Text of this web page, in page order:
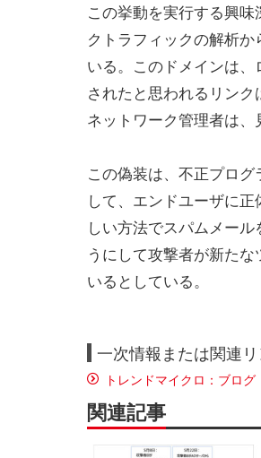
この挙動を実行する興
クトラフィックの解析
いる。このドメインは
されたと思われるリン
ネットワーク管理者は、
この偽装は、不正プロ
して、エンドユーザに
しい方法でスパムメー
うにして攻撃者が新た
いるとしている。
一次情報または関連リ
トレンドマイクロ：ブログ
関連記事